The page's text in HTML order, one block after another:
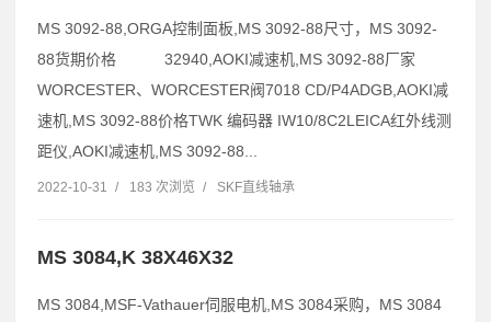
MS 3092-88,ORGA控制面板,MS 3092-88尺寸，MS 3092-
88货期价格 32940,AOKI减速机,MS 3092-88厂家
WORCESTER、WORCESTER阀7018 CD/P4ADGB,AOKI减
速机,MS 3092-88价格TWK 编码器 IW10/8C2LEICA红外线测
距仪,AOKI减速机,MS 3092-88...
2022-10-31 / 183 次浏览 / SKF直线轴承
MS 3084,K 38X46X32
MS 3084,MSF-Vathauer伺服电机,MS 3084采购，MS 3084